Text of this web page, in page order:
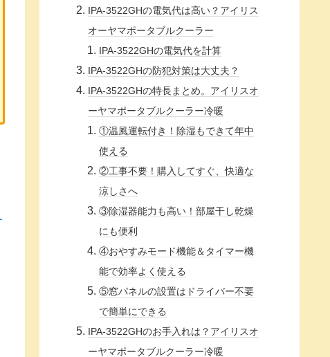
IPA-3522GHの電気代は高い？アイリス
オーヤマポータブルクーラー
IPA-3522GHの電気代を計算
IPA-3522GHの防犯対策は大丈夫？
IPA-3522GHの特長まとめ。アイリスオ
ーヤマポータブルクーラー冷暖
①温風運転付き！除湿もできて年中
使える
②工事不要！購入してすぐ、快適な
涼しさへ
③除湿器能力も高い！部屋干し乾燥
にも便利
④おやすみモード機能＆タイマー機
能で効率よく使える
⑤窓パネルの設置はドライバー不要
で簡単にできる
IPA-3522GHのお手入れは？アイリスオ
ーヤマポータブルクーラー冷暖